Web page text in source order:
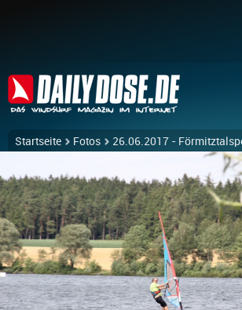
Startseite Fotos 26.06.2017 -